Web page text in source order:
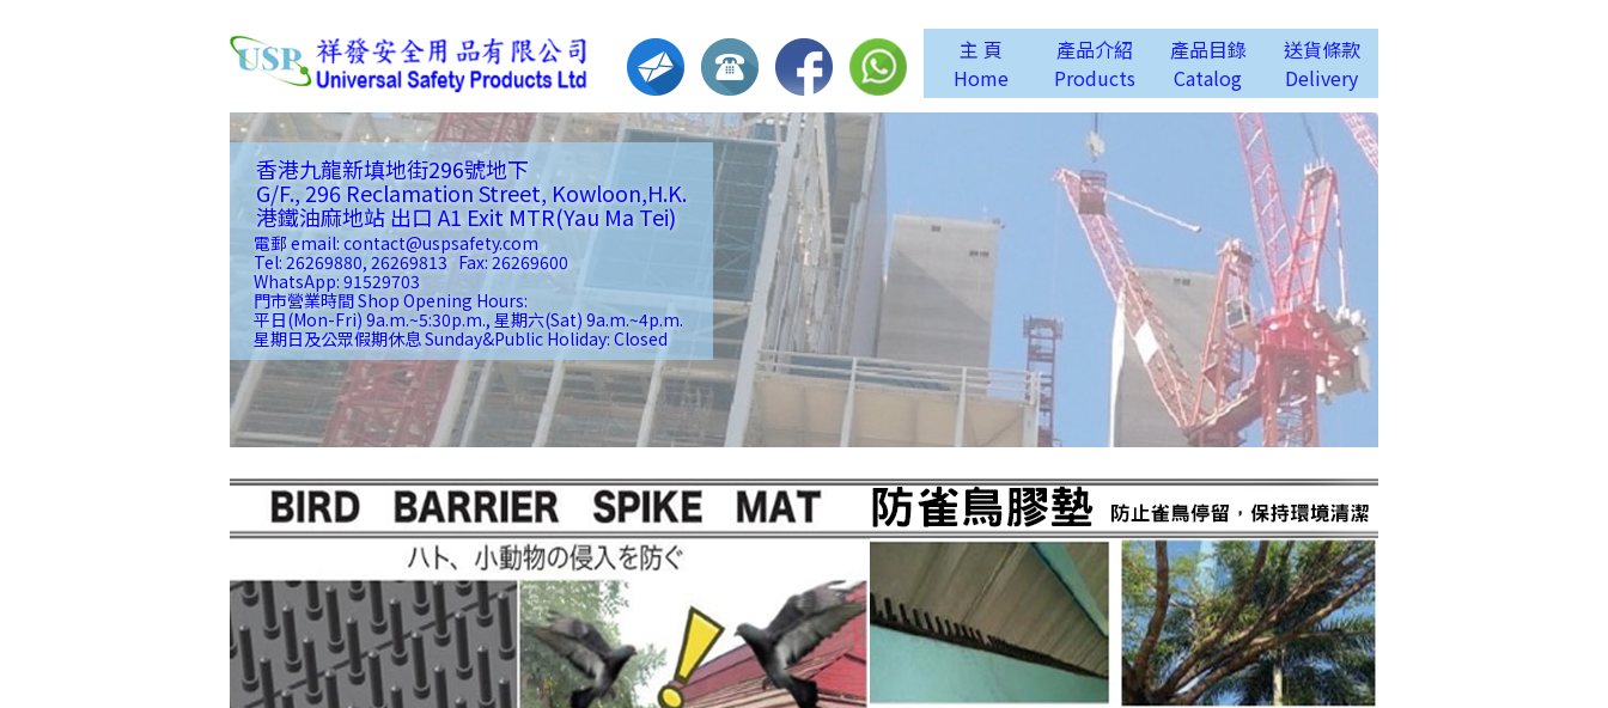
主 頁
Home
產品介紹
Products
產品目錄
Catalog
送貨條款
Delivery
香港九龍新填地街296號地下
G/F., 296 Reclamation Street, Kowloon,H.K.
港鐵油麻地站 出口 A1 Exit MTR(Yau Ma Tei)
電郵 email: contact@uspsafety.com
Tel: 26269880, 26269813 Fax: 26269600
WhatsApp: 91529703
門市營業時間 Shop Opening Hours:
平日(Mon-Fri) 9a.m.~5:30p.m., 星期六(Sat) 9a.m.~4p.m.
星期日及公眾假期休息 Sunday&Public Holiday: Closed